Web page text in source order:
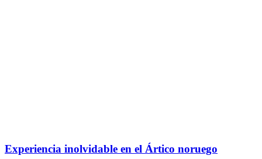
Experiencia inolvidable en el Ártico noruego